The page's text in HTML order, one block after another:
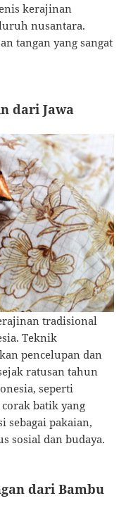
kerajinan
nusantara.
tangan yang sangat
dari Jawa
tradisional
Teknik
pencelupan dan
ratusan tahun
seperti
batik yang
sebagai pakaian,
sosial dan budaya.
dari Bambu